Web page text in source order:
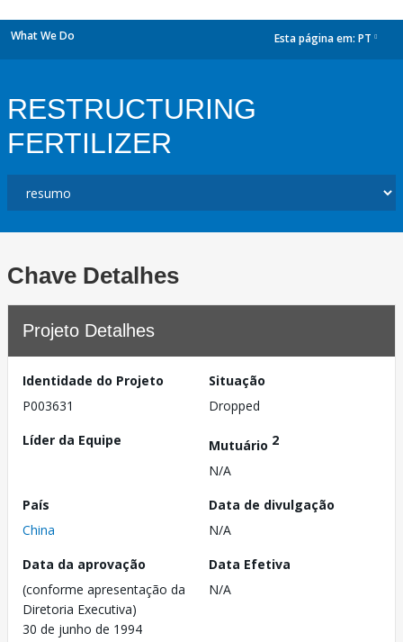
What We Do Esta página em: PT
RESTRUCTURING
FERTILIZER
Chave Detalhes
Projeto Detalhes
Identidade do Projeto
P003631
Situação
Dropped
Líder da Equipe
Mutuário 2
N/A
País
China
Data de divulgação
N/A
Data da aprovação
(conforme apresentação da
Diretoria Executiva)
30 de junho de 1994
Data Efetiva
N/A